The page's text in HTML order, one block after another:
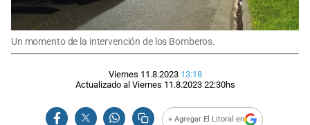
Un momento de la intervención de los Bomberos.
Viernes 11.8.2023 13:18
Actualizado al Viernes 11.8.2023 22:30hs
+ Agregar El Litoral en